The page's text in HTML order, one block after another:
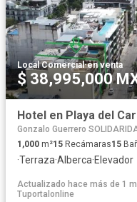
Local Comercial·en venta
$ 38,995,000
Hotel en Playa del
Gonzalo Guerrero
1,000 m²15 Recámaras15
·Terraza·Alberca·Elevador
Actualizado hace más de 1
Tuportalonline